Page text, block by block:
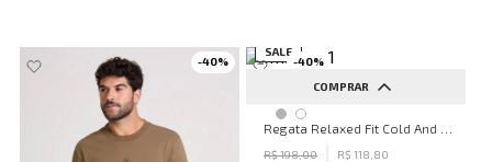
-40%
SALE
-40%
COMPRAR
PP P M G
GG
XGG
R$198,00 R$ 118 80